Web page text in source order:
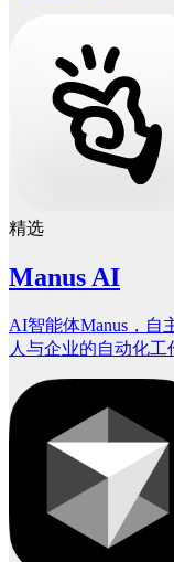
精选
Manus AI
AI智能体Manus，自
人与企业的自动化工